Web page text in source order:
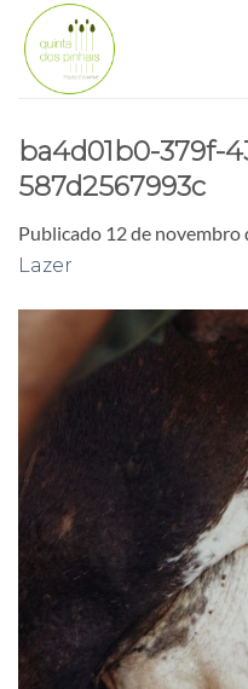
Skip
content
ba4d01b0-379f-
587d2567993c
Publicado 12 de novembro
Lazer